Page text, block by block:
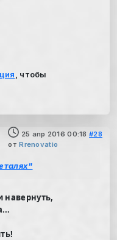
, чтобы
25 апр 2016 00:18 #28
отRrenovatio
навернуть,